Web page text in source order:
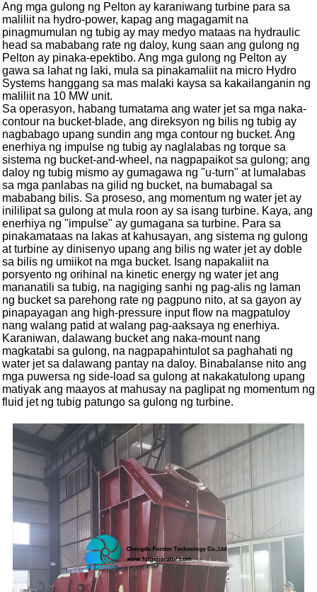
Ang mga gulong ng Pelton ay karaniwang turbine para sa
maliliit na hydro-power, kapag ang magagamit na
pinagmumulan ng tubig ay may medyo mataas na hydraulic
head sa mababang rate ng daloy, kung saan ang gulong ng
Pelton ay pinaka-epektibo. Ang mga gulong ng Pelton ay
gawa sa lahat ng laki, mula sa pinakamaliit na micro Hydro
Systems hanggang sa mas malaki kaysa sa kakailanganin ng
maliliit na 10 MW unit.
Sa operasyon, habang tumatama ang water jet sa mga naka-
contour na bucket-blade, ang direksyon ng bilis ng tubig ay
nagbabago upang sundin ang mga contour ng bucket. Ang
enerhiya ng impulse ng tubig ay naglalabas ng torque sa
sistema ng bucket-and-wheel, na nagpapaikot sa gulong; ang
daloy ng tubig mismo ay gumagawa ng "u-turn" at lumalabas
sa mga panlabas na gilid ng bucket, na bumabagal sa
mababang bilis. Sa proseso, ang momentum ng water jet ay
inililipat sa gulong at mula roon ay sa isang turbine. Kaya, ang
enerhiya ng "impulse" ay gumagana sa turbine. Para sa
pinakamataas na lakas at kahusayan, ang sistema ng gulong
at turbine ay dinisenyo upang ang bilis ng water jet ay doble
sa bilis ng umiikot na mga bucket. Isang napakaliit na
porsyento ng orihinal na kinetic energy ng water jet ang
mananatili sa tubig, na nagiging sanhi ng pag-alis ng laman
ng bucket sa parehong rate ng pagpuno nito, at sa gayon ay
pinapayagan ang high-pressure input flow na magpatuloy
nang walang patid at walang pag-aaksaya ng enerhiya.
Karaniwan, dalawang bucket ang naka-mount nang
magkatabi sa gulong, na nagpapahintulot sa paghahati ng
water jet sa dalawang pantay na daloy. Binabalanse nito ang
mga puwersa ng side-load sa gulong at nakakatulong upang
matiyak ang maayos at mahusay na paglipat ng momentum ng
fluid jet ng tubig patungo sa gulong ng turbine.